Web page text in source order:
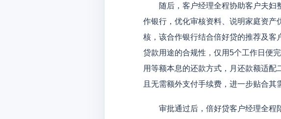
随后，客户经理全程协助客户夫妇
作银行，优化审核资料、说明家庭资
核，该合作银行结合倍好贷的推荐及
贷款用途的合规性，仅用5个工作日便
用等额本息的还款方式，月还款额适
且无需额外支付手续费，进一步贴合其
审批通过后，倍好贷客户经理全程